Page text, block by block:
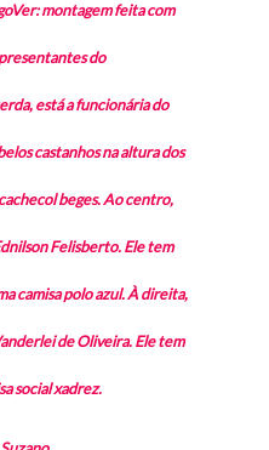
montagem feita com
do
está a funcionária do
castanhos na altura dos
beges. Ao centro,
Felisberto. Ele tem
camisa polo azul. À direita,
de Oliveira. Ele tem
social xadrez.